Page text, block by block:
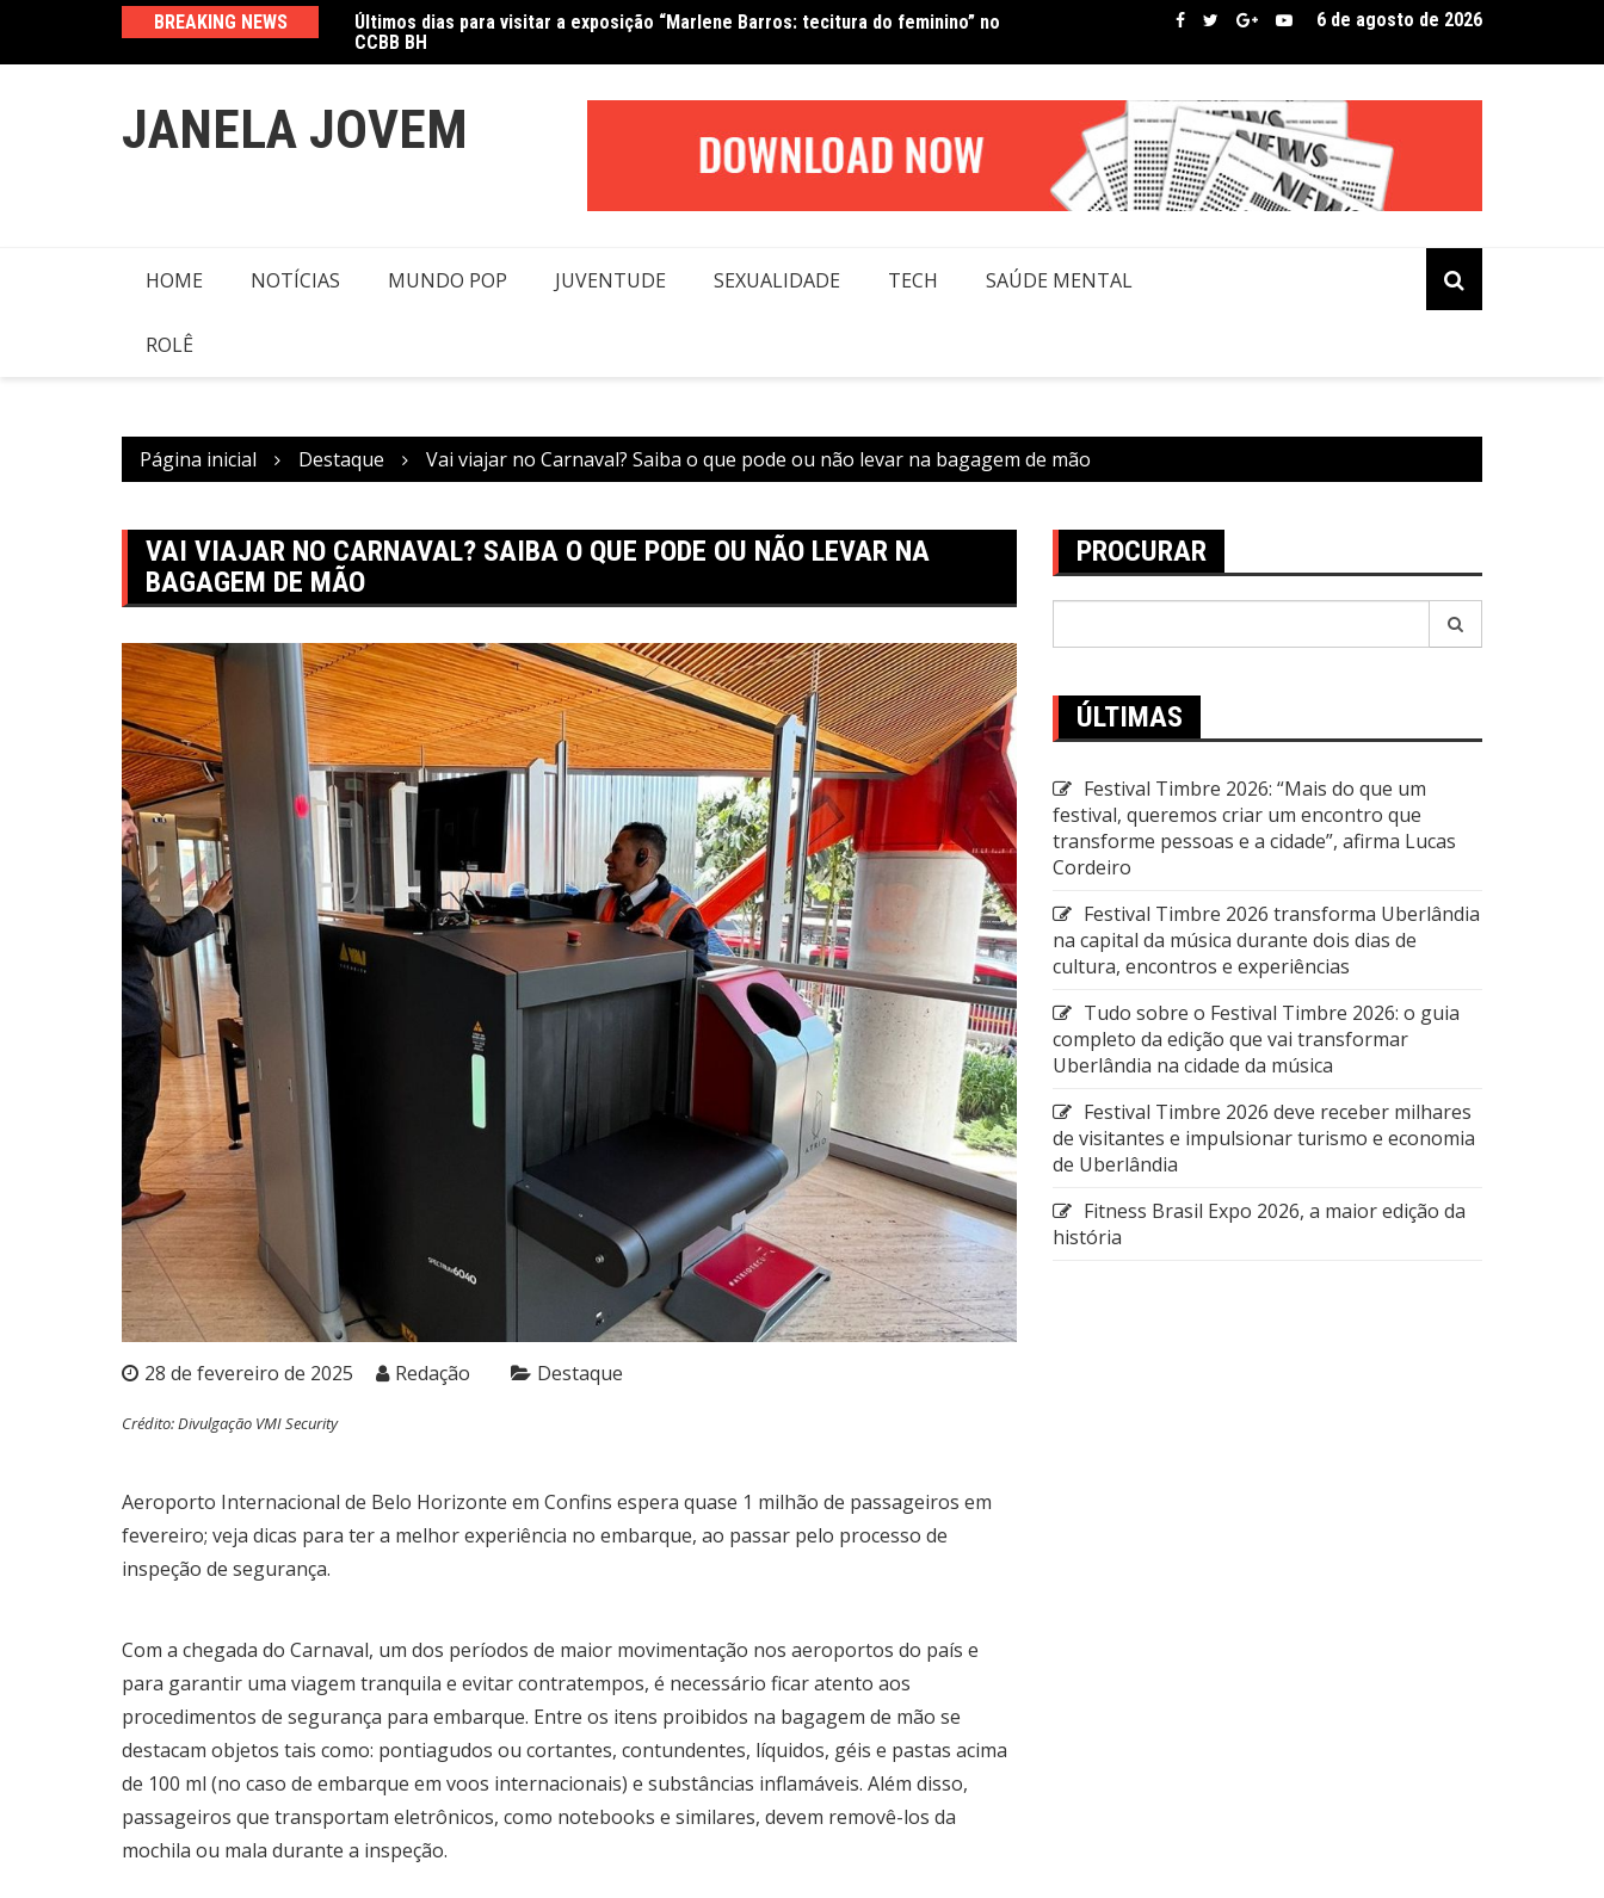
o
BREAKING NEWS
Amanda Mangili transforma beleza e inclusão em conexão real nas redes
Van Nobre assina lista de convidados em festival que revela novos
6 de agosto de 2026
JANELA JOVEM
HOME NOTÍCIAS MUNDO POP JUVENTUDE SEXUALIDADE TECH SAÚDE MENTAL
ROLÊ
Página inicial Destaque Vai viajar no Carnaval? Saiba o que pode ou não levar na bagagem de mão
VAI VIAJAR NO CARNAVAL? SAIBA O QUE PODE OU NÃO LEVAR NA
BAGAGEM DE MÃO
28 de fevereiro de 2025 Redação Destaque
Crédito: Divulgação VMI Security
Aeroporto Internacional de Belo Horizonte em Confins espera quase 1 milhão de passageiros em
fevereiro; veja dicas para ter a melhor experiência no embarque, ao passar pelo processo de
inspeção de segurança.
Com a chegada do Carnaval, um dos períodos de maior movimentação nos aeroportos do país e
para garantir uma viagem tranquila e evitar contratempos, é necessário ficar atento aos
procedimentos de segurança para embarque. Entre os itens proibidos na bagagem de mão se
destacam objetos tais como: pontiagudos ou cortantes, contundentes, líquidos, géis e pastas acima
de 100 ml (no caso de embarque em voos internacionais) e substâncias inflamáveis. Além disso,
passageiros que transportam eletrônicos, como notebooks e similares, devem removê-los da
mochila ou mala durante a inspeção.
PROCURAR
ÚLTIMAS
Festival Timbre 2026: “Mais do que um
festival, queremos criar um encontro que
transforme pessoas e a cidade”, afirma Lucas
Cordeiro
Festival Timbre 2026 transforma Uberlândia
na capital da música durante dois dias de
cultura, encontros e experiências
Tudo sobre o Festival Timbre 2026: o guia
completo da edição que vai transformar
Uberlândia na cidade da música
Festival Timbre 2026 deve receber milhares
de visitantes e impulsionar turismo e economia
de Uberlândia
Fitness Brasil Expo 2026, a maior edição da
história